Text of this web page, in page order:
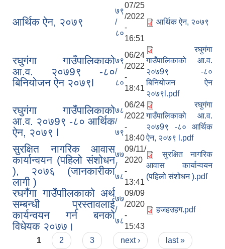
आर्थिक ऐन, २०७९
७९
/
८०
07/25
/2022
-
16:51
आर्थिक ऐन, २०७९
रघुगंगा गाउँपालिकाको
आ.व. २०७9९ -८०
बिनियोजन ऐन २०७९l
७९
/
८०
06/24
/2022
-
18:41
रघुगंगा
गाउँपालिकाको आ.व.
२०७9९ -८०
बिनियोजन ऐन
२०७९l.pdf
रघुगंगा गाउँपालिकाको
आ.व. २०७9९ -८० आर्थिक
ऐन, २०७९ l
७८
/
७९
06/24
/2022
-
18:40
रघुगंगा
गाउँपालिकाको आ.व.
२०७9९ -८० आर्थिक
ऐन, २०७९ l.pdf
सुरक्षित नागरिक आवास
कार्यान्वयन (पहिलो संशोधन
), २०७६ (जानकारीका
लागी )
७७
/
७८
09/11/
2020
-
13:41
सुरक्षित नागरिक
आवास कार्यान्वयन
(पहिलो संशोधन ).pdf
रघगँगा गाउँपाीलकाको अर्थ
सम्बन्धी प्रस्तावलाई
कार्यन्वयन गर्न बनको
विधेयक २०७७।
७७
/
७८
09/09
/2020
-
15:43
हजहउहग.pdf
Pages
1 2 3 next › last »